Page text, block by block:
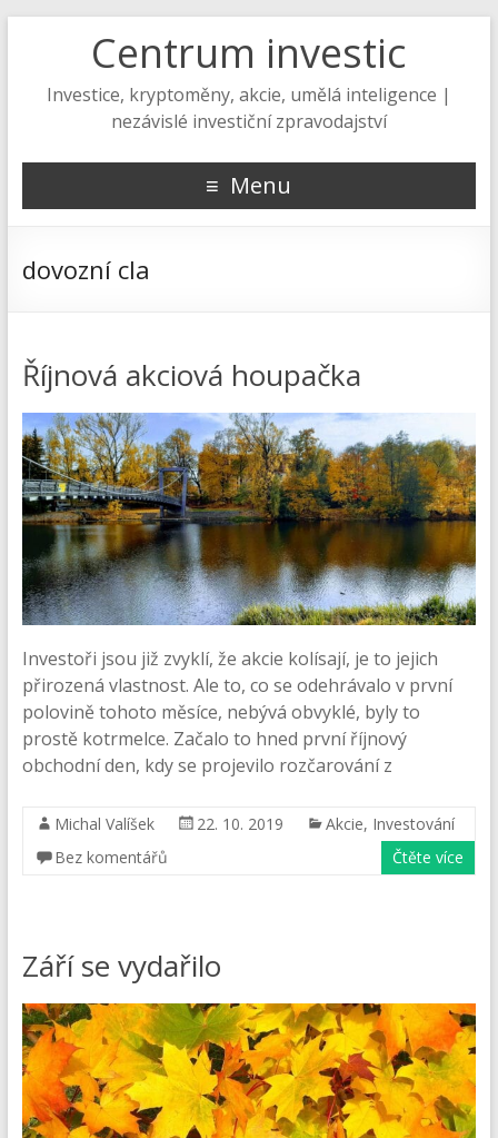
Centrum investic
Investice, kryptoměny, akcie, umělá inteligence |
nezávislé investiční zpravodajství
Menu
dovozní cla
Říjnová akciová houpačka
Investoři jsou již zvyklí, že akcie kolísají, je to jejich
přirozená vlastnost. Ale to, co se odehrávalo v první
polovině tohoto měsíce, nebývá obvyklé, byly to
prostě kotrmelce. Začalo to hned první říjnový
obchodní den, kdy se projevilo rozčarování z
Michal Valíšek 22. 10. 2019 Akcie, Investování
Bez komentářů
Čtěte více
Září se vydařilo